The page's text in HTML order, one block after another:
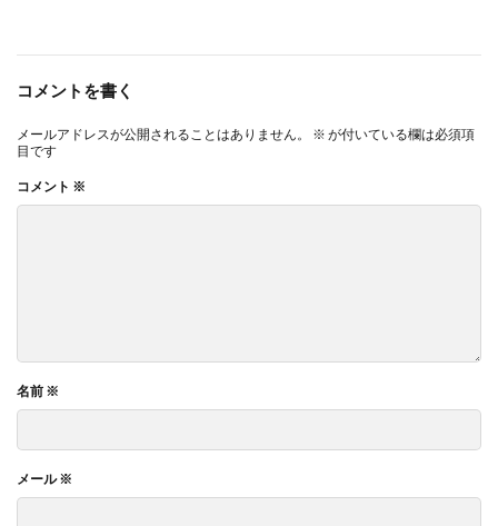
コメントを書く
メールアドレスが公開されることはありません。 ※ が付いている欄は必須項
目です
コメント ※
名前 ※
メール※